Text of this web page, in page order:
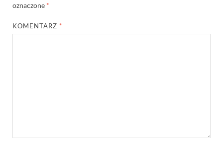
oznaczone *
KOMENTARZ *